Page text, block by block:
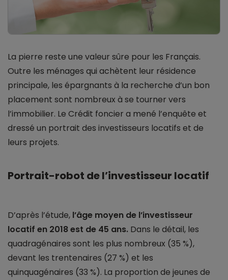
La pierre reste une valeur sûre pour les Français.
Outre les ménages qui achètent leur résidence
principale, les épargnants à la recherche d’un bon
placement sont nombreux à se tourner vers
l’immobilier. Le Crédit foncier a mené l’enquête et
dressé un portrait des investisseurs locatifs et de
leurs projets.
Portrait-robot de l’investisseur locatif
D’après l’étude, l’âge moyen de l’investisseur
locatif en 2018 est de 45 ans. Dans le détail, les
quadragénaires sont les plus nombreux (35 %),
devant les trentenaires (27 %) et les
quinquagénaires (33 %). La proportion de jeunes de